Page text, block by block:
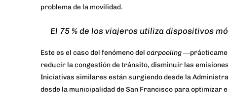
problema de la movilidad.
El 75 % de los viajeros utiliza dispositivos
Este es el caso del fenómeno del carpooling
reducir la congestión de tránsito, disminuir las
Iniciativas similares están surgiendo desde la
desde la municipalidad de San Francisco para